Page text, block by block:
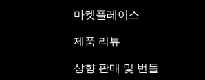
마켓플레이스
제품 리뷰
상향 판매 및 번들